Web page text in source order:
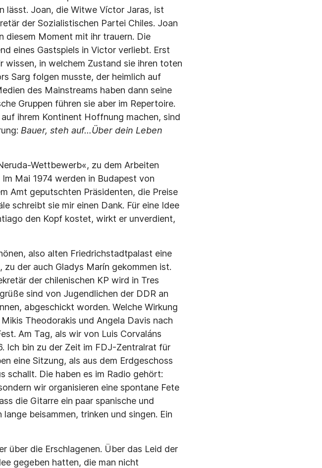
lässt. Joan, die Witwe Víctor Jaras, ist
der Sozialistischen Partei Chiles. Joan
diesem Moment mit ihr trauern. Die
eines Gastspiels in Victor verliebt. Erst
in welchem Zustand sie ihren toten
Sarg folgen musste, der heimlich auf
des Mainstreams haben dann seine
Gruppen führen sie aber im Repertoire.
ihrem Kontinent Hoffnung machen, sind
Bauer, steh auf…Über dein Leben
Wettbewerb«, zu dem Arbeiten
Mai 1974 werden in Budapest von
Amt geputschten Präsidenten, die Preise
schreibt sie mir einen Dank. Für eine Idee
den Kopf kostet, wirkt er unverdient,
also alten Friedrichstadtpalast eine
der auch Gladys Marín gekommen ist.
der chilenischen KP wird in Tres
sind von Jugendlichen der DDR an
abgeschickt worden. Welche Wirkung
Theodorakis und Angela Davis nach
Am Tag, als wir von Luis Corvaláns
Ich bin zu der Zeit im FDJ-Zentralrat für
eine Sitzung, als aus dem Erdgeschoss
schallt. Die haben es im Radio gehört:
wir organisieren eine spontane Fete
die Gitarre ein paar spanische und
beisammen, trinken und singen. Ein
über die Erschlagenen. Über das Leid der
gegeben hatten, die man nicht